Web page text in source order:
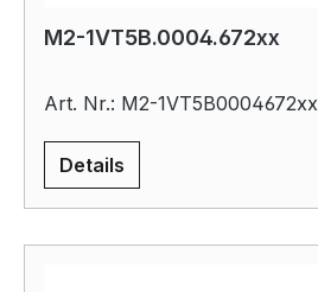
M2-1VT5B.0004.672xx
Art. Nr.: M2-1VT5B0004672xx
Details